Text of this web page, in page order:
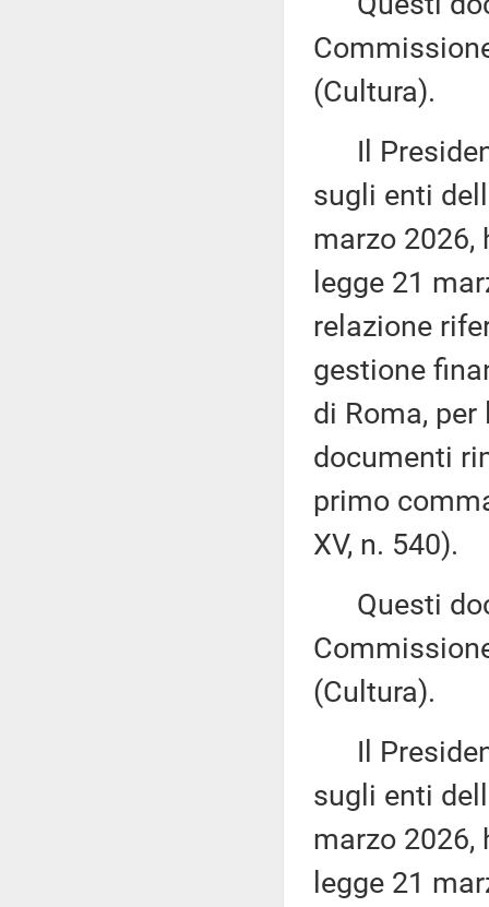
(Cultura).
Il
sugli enti
marzo 2026,
legge 21
relazione
gestione
di Roma,
documenti
primo
XV, n. 540).
Questi
(Cultura).
Il
sugli enti
marzo 2026,
legge 21